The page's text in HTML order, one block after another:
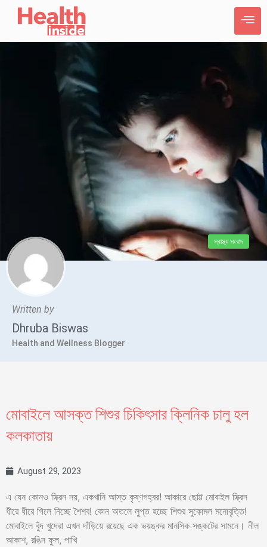
স্বাস্থ্য সংবাদ
Written by
Dhruba Biswas
Health and Wellness Blogger
মোবাইলে আসক্ত শিশুর চিকিৎসার ক্লিনিক চালু হল
কলকাতায়
August 29, 2023
এ যেন কোনও স্ক্রিন নয়, একখানি আস্ত কৃষ্ণগহ্বর! আকারে ছোট্ট মোবাইল স্ক্রিন
ধীরে ধীরে গিলে নিচ্ছে শৈশব! কোন অতলে লুপ্ত হচ্ছে শিশুর সুকোমল মনোবৃত্তি!
মোবাইলে বুঁদ খুদেরা এখন দাঁড়িয়ে রয়েছে এক ভয়ঙ্কর মানসিক সঙ্কটের সামনে। নীল
আকাশ, রঙিন ফুল, পাখি